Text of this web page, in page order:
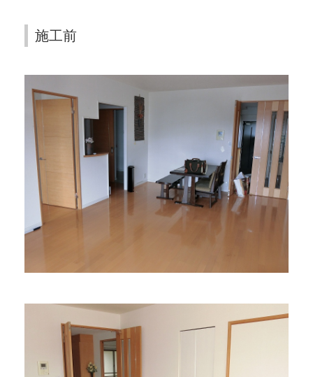
施工前